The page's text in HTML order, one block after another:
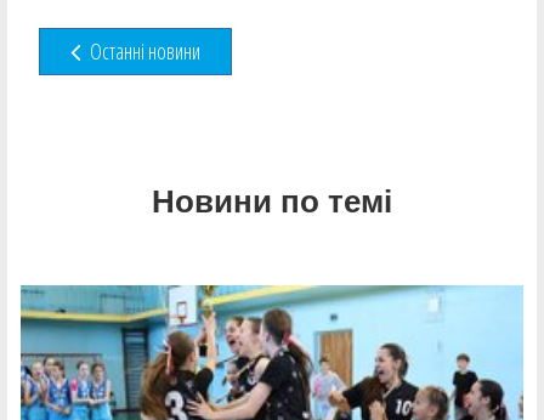
Останні новини
Новини по темі